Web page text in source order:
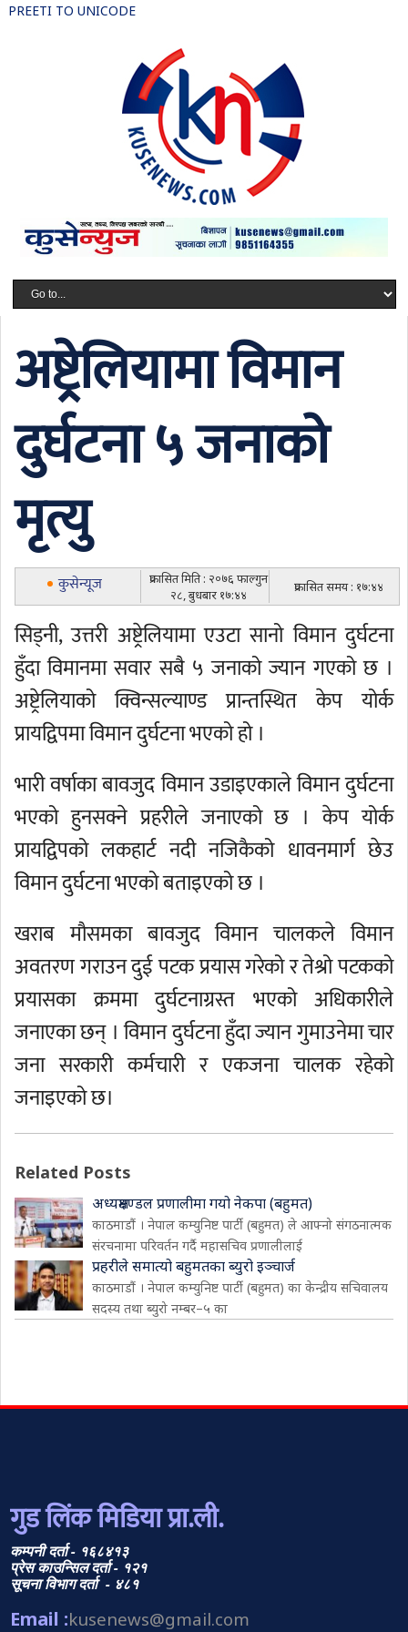
PREETI TO UNICODE
अष्ट्रेलियामा विमान
दुर्घटना ५ जनाको
मृत्यु
कुसेन्यूज
प्रकासित मिति : २०७६ फाल्गुन
२८, बुधबार १७:४४
प्रकासित समय : १७:४४
सिड्नी, उत्तरी अष्ट्रेलियामा एउटा सानो विमान दुर्घटना
हुँदा विमानमा सवार सबै ५ जनाको ज्यान गएको छ ।
अष्ट्रेलियाको क्विन्सल्याण्ड प्रान्तस्थित केप योर्क
प्रायद्विपमा विमान दुर्घटना भएको हो ।
भारी वर्षाका बावजुद विमान उडाइएकाले विमान दुर्घटना
भएको हुनसक्ने प्रहरीले जनाएको छ । केप योर्क
प्रायद्विपको लकहार्ट नदी नजिकैको धावनमार्ग छेउ
विमान दुर्घटना भएको बताइएको छ ।
खराब मौसमका बावजुद विमान चालकले विमान
अवतरण गराउन दुई पटक प्रयास गरेको र तेश्रो पटकको
प्रयासका क्रममा दुर्घटनाग्रस्त भएको अधिकारीले
जनाएका छन् । विमान दुर्घटना हुँदा ज्यान गुमाउनेमा चार
जना सरकारी कर्मचारी र एकजना चालक रहेको
जनाइएको छ।
Related Posts
अध्यक्षमण्डल प्रणालीमा गयो नेकपा (बहुमत)
काठमाडौं । नेपाल कम्युनिष्ट पार्टी (बहुमत) ले आफ्नो संगठनात्मक
संरचनामा परिवर्तन गर्दै महासचिव प्रणालीलाई
प्रहरीले समात्यो बहुमतका ब्युरो इञ्चार्ज
काठमाडौं । नेपाल कम्युनिष्ट पार्टी (बहुमत) का केन्द्रीय सचिवालय
सदस्य तथा ब्युरो नम्बर–५ का
गुड लिंक मिडिया प्रा.ली.
कम्पनी दर्ता - १६८४१३
प्रेस काउन्सिल दर्ता - १२१
सूचना विभाग दर्ता - ४८१
Email :kusenews@gmail.com